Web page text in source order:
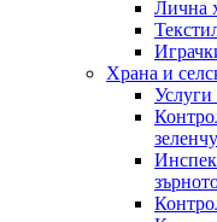
Лична
Храна и
Услуги